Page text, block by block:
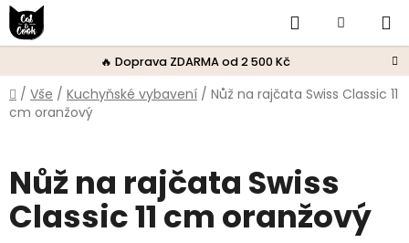
Přejít
na
obsah
🔥 Doprava ZDARMA od 2 500 Kč
HledatNákupní
košík
Domů
/ Vše / Kuchyňské vybavení / Nůž na rajčata Swiss Classic 11
cm oranžový
Nůž na rajčata Swiss
Classic 11 cm oranžový